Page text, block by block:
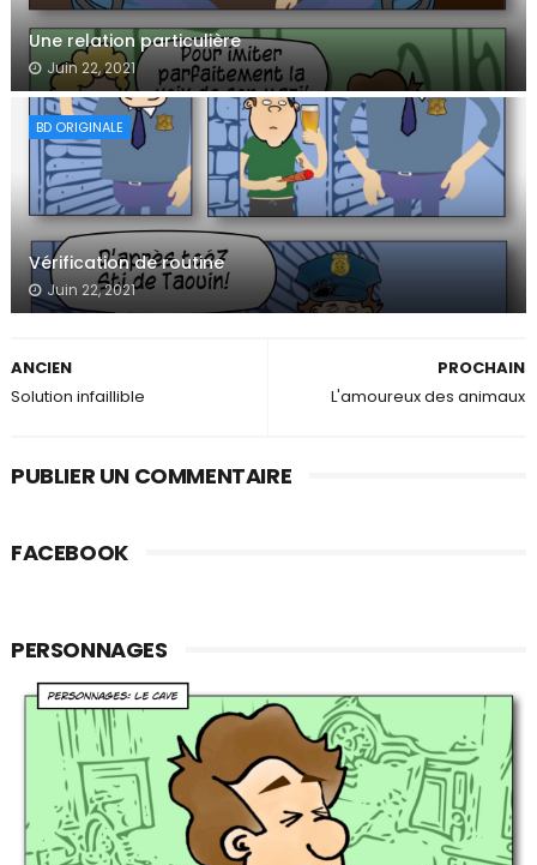
Une relation particulière
Juin 22, 2021
BD ORIGINALE
Vérification de routine
Juin 22, 2021
PROCHAIN
L'amoureux des animaux
ANCIEN
Solution infaillible
PUBLIER UN COMMENTAIRE
FACEBOOK
PERSONNAGES